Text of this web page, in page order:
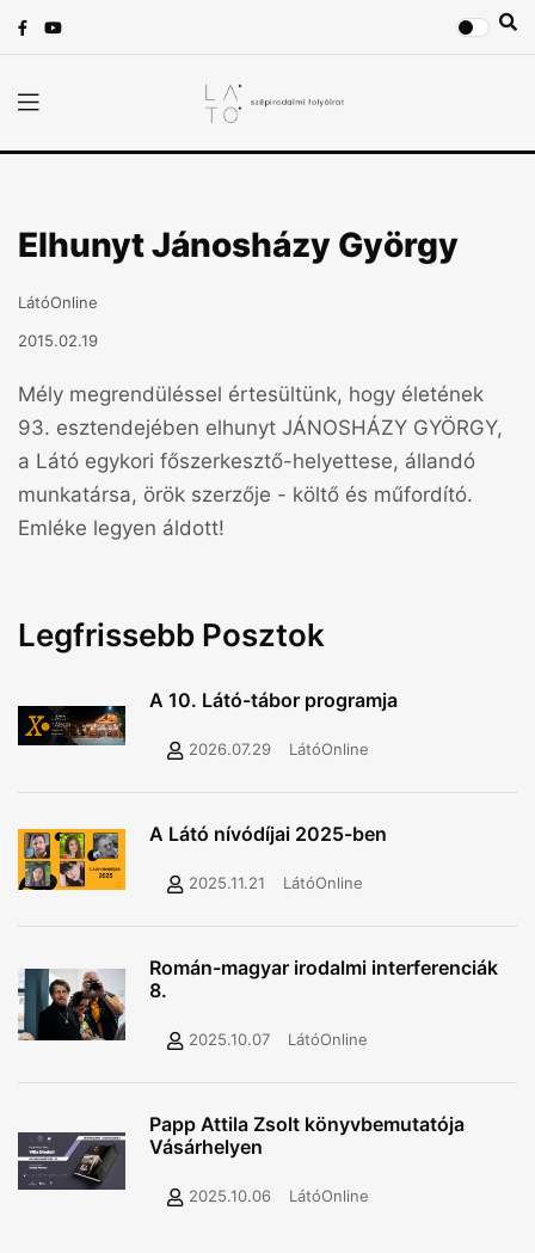
Elhunyt Jánosházy György
LátóOnline
2015.02.19
Mély megrendüléssel értesültünk, hogy életének
93. esztendejében elhunyt JÁNOSHÁZY GYÖRGY,
a Látó egykori főszerkesztő-helyettese, állandó
munkatársa, örök szerzője - költő és műfordító.
Emléke legyen áldott!
Legfrissebb Posztok
A 10. Látó-tábor programja
2026.07.29 LátóOnline
A Látó nívódíjai 2025-ben
2025.11.21 LátóOnline
Román-magyar irodalmi interferenciák
8.
2025.10.07 LátóOnline
Papp Attila Zsolt könyvbemutatója
Vásárhelyen
2025.10.06 LátóOnline